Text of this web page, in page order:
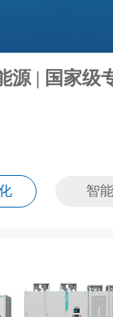
源 | 国家
智